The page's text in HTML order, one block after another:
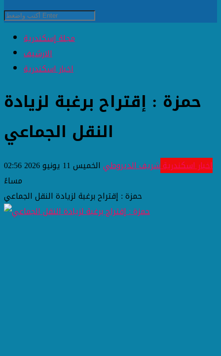
مجلة إسكندرية
الارشيف
اخبار اسكندرية
حمزة : إقتراح برغبة لزيادة
النقل الجماعي
اخبار اسكندريةشريف الديروطي
الخميس 11 يونيو 2026 02:56
مساءً
حمزة : إقتراح برغبة لزيادة النقل الجماعي